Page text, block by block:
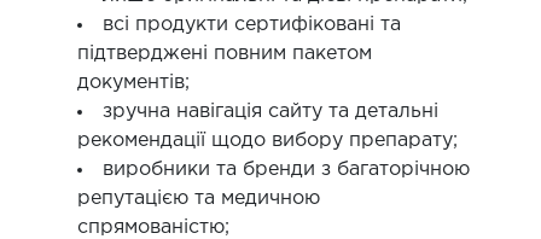
всі продукти сертифіковані та
підтверджені повним пакетом
документів;
зручна навігація сайту та детальні
рекомендації щодо вибору препарату;
виробники та бренди з багаторічною
репутацією та медичною
спрямованістю;